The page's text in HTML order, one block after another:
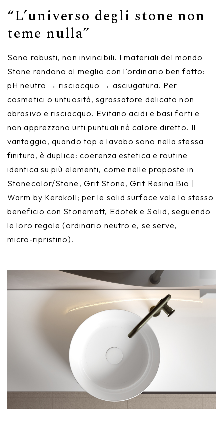
“L’universo degli stone non
teme nulla”
Sono robusti, non invincibili. I materiali del mondo
Stone rendono al meglio con l’ordinario ben fatto:
pH neutro → risciacquo → asciugatura. Per
cosmetici o untuosità, sgrassatore delicato non
abrasivo e risciacquo. Evitano acidi e basi forti e
non apprezzano urti puntuali né calore diretto. Il
vantaggio, quando top e lavabo sono nella stessa
finitura, è duplice: coerenza estetica e routine
identica su più elementi, come nelle proposte in
Stonecolor/Stone, Grit Stone, Grit Resina Bio |
Warm by Kerakoll; per le solid surface vale lo stesso
beneficio con Stonematt, Edotek e Solid, seguendo
le loro regole (ordinario neutro e, se serve,
micro‑ripristino).